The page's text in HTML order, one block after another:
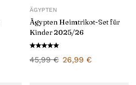
ÄGYPTEN
Ägypten Heimtrikot-Set für
Kinder 2025/26
45,99€ 26,99 €